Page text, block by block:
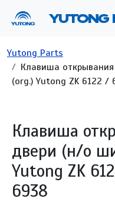
YUTONG
Строка
Yutong Parts
Клавиша
(org.) Yutong ZK 6122 /
Клавиша
двери (н/о
Yutong ZK
6938